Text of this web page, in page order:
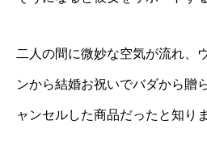
二人の間に微妙な空気が流れ、
ンから結婚お祝いでバダから贈
ャンセルした商品だったと知りま